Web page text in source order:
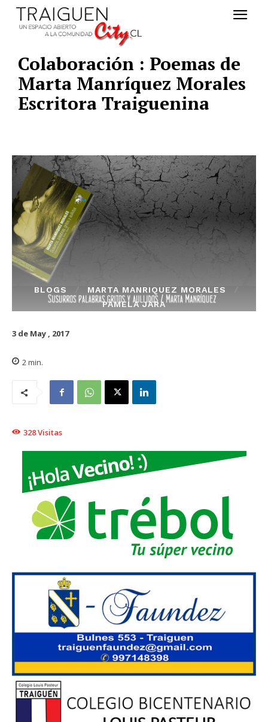
Colaboración : Poemas de
Marta Manríquez Morales
Escritora Traiguenina
BLOGS
MARTA MANRIQUEZ MORALES
PAMELA JARA
3 de May , 2017
2 min.
328Visitas